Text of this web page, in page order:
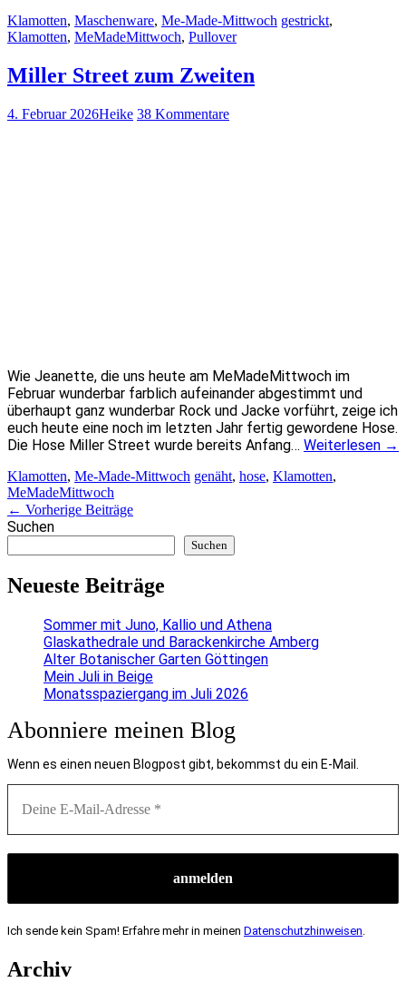
Klamotten, Maschenware, Me-Made-Mittwoch gestrickt,
Klamotten, MeMadeMittwoch, Pullover
Miller Street zum Zweiten
4. Februar 2026Heike 38 Kommentare
Wie Jeanette, die uns heute am MeMadeMittwoch im
Februar wunderbar farblich aufeinander abgestimmt und
überhaupt ganz wunderbar Rock und Jacke vorführt, zeige ich
euch heute eine noch im letzten Jahr fertig gewordene Hose.
Die Hose Miller Street wurde bereits Anfang… Weiterlesen →
Klamotten, Me-Made-Mittwoch genäht, hose, Klamotten,
MeMadeMittwoch
Artikel-
Navigation
← Vorherige Beiträge
Suchen
Suchen
Neueste Beiträge
Sommer mit Juno, Kallio und Athena
Glaskathedrale und Barackenkirche Amberg
Alter Botanischer Garten Göttingen
Mein Juli in Beige
Monatsspaziergang im Juli 2026
Abonniere meinen Blog
Wenn es einen neuen Blogpost gibt, bekommst du ein E-Mail.
Ich sende kein Spam! Erfahre mehr in meinen Datenschutzhinweisen
Archiv